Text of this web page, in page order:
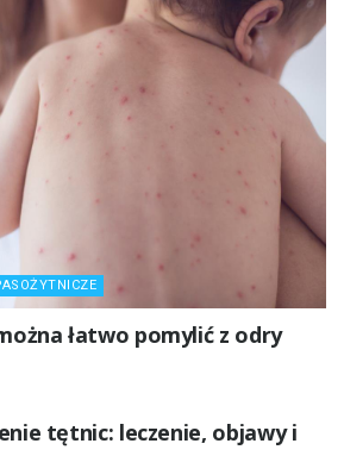
łatwo pomylić z odry
tętnic: leczenie, objawy i